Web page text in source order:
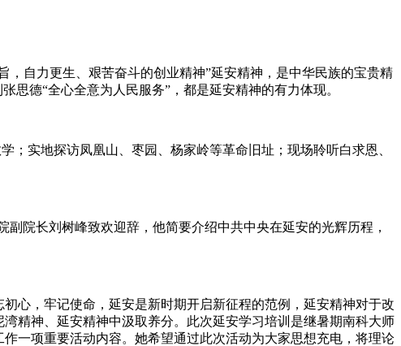
自力更生、艰苦奋斗的创业精神”延安精神，是中华民族的宝贵精
思德“全心全意为人民服务”，都是延安精神的有力体现。
；实地探访凤凰山、枣园、杨家岭等革命旧址；现场聆听白求恩、
院长刘树峰致欢迎辞，他简要介绍中共中央在延安的光辉历程，
心，牢记使命，延安是新时期开启新征程的范例，延安精神对于改
精神、延安精神中汲取养分。此次延安学习培训是继暑期南科大师
一项重要活动内容。她希望通过此次活动为大家思想充电，将理论